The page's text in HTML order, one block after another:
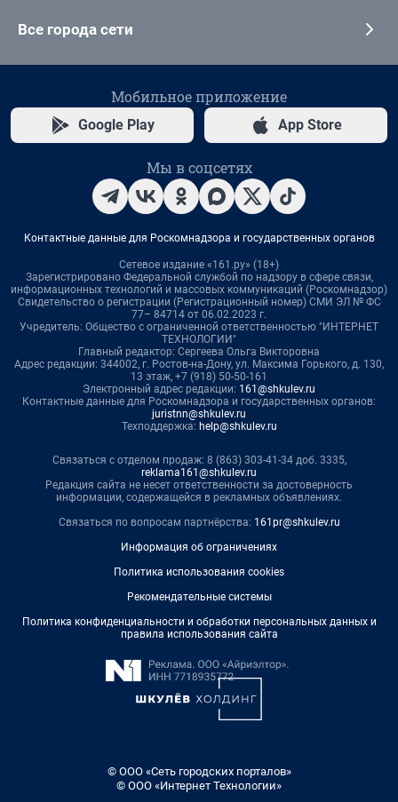
Все города сети
Мобильное приложение
Google Play App Store
Мы в соцсетях
Контактные данные для Роскомнадзора и государственных органов
Сетевое издание «161.ру» (18+)
Зарегистрировано Федеральной службой по надзору в сфере связи,
информационных технологий и массовых коммуникаций (Роскомнадзор)
Свидетельство о регистрации (Регистрационный номер) СМИ ЭЛ № ФС
77– 84714 от 06.02.2023 г.
Учредитель: Общество с ограниченной ответственностью "ИНТЕРНЕТ
ТЕХНОЛОГИИ"
Главный редактор: Сергеева Ольга Викторовна
Адрес редакции: 344002, г. Ростов-на-Дону, ул. Максима Горького, д. 130,
13 этаж, +7 (918) 50-50-161
Электронный адрес редакции: 161@shkulev.ru
Контактные данные для Роскомнадзора и государственных органов:
juristnn@shkulev.ru
Техподдержка: help@shkulev.ru
Связаться с отделом продаж: 8 (863) 303-41-34 доб. 3335,
reklama161@shkulev.ru
Редакция сайта не несет ответственности за достоверность
информации, содержащейся в рекламных объявлениях.
Связаться по вопросам партнёрства: 161pr@shkulev.ru
Информация об ограничениях
Политика использования cookies
Рекомендательные системы
Политика конфиденциальности и обработки персональных данных и
правила использования сайта
© ООО «Сеть городских порталов»
© ООО «Интернет Технологии»